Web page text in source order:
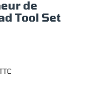
de
Tool Set